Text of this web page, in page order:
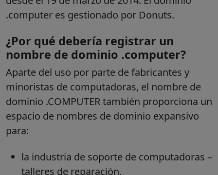
.computer es gestionado por Donuts.
¿Por qué debería registrar un
nombre de dominio .computer?
Aparte del uso por parte de fabricantes y
minoristas de computadoras, el nombre de
dominio .COMPUTER también proporciona un
espacio de nombres de dominio expansivo
para:
la industria de soporte de computadoras –
talleres de reparación,